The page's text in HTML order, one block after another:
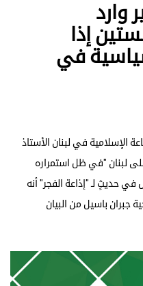
وارد
إذا
في
الإسلامية في لبنان الأستاذ
لبنان "في ظل استمراره
حديثٍ لـ "إذاعة الفجر" أنه
جبران باسيل من البيان